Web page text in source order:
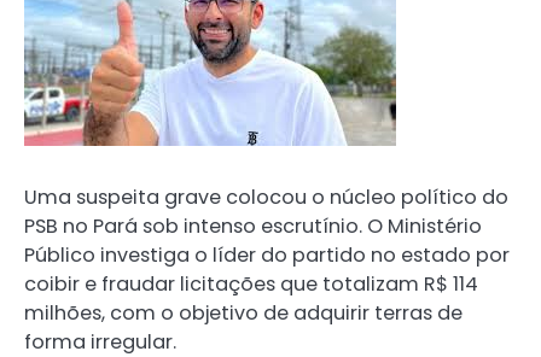
Uma suspeita grave colocou o núcleo político do
PSB no Pará sob intenso escrutínio. O Ministério
Público investiga o líder do partido no estado por
coibir e fraudar licitações que totalizam R$ 114
milhões, com o objetivo de adquirir terras de
forma irregular.